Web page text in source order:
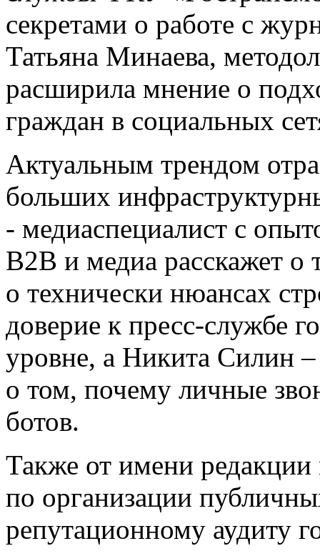
секретами о работе с
Татьяна Минаева,
расширила мнение о
граждан в социальных
Актуальным трендом
больших
- медиаспециалист с
B2B и медиа расскажет
о технически нюансах
доверие к пресс-службе
уровне, а Никита Силин
о том, почему личные
ботов.
Также от имени
по организации
репутационному аудиту